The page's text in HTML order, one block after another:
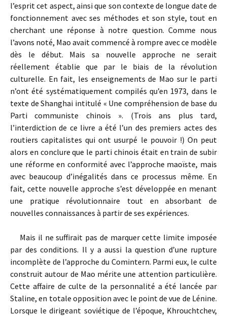
l’esprit cet aspect, ainsi que son contexte de longue date de
fonctionnement avec ses méthodes et son style, tout en
cherchant une réponse à notre question. Comme nous
l’avons noté, Mao avait commencé à rompre avec ce modèle
dès le début. Mais sa nouvelle approche ne serait
réellement établie que par le biais de la révolution
culturelle. En fait, les enseignements de Mao sur le parti
n’ont été systématiquement compilés qu’en 1973, dans le
texte de Shanghai intitulé « Une compréhension de base du
Parti communiste chinois ». (Trois ans plus tard,
l’interdiction de ce livre a été l’un des premiers actes des
routiers capitalistes qui ont usurpé le pouvoir !) On peut
alors en conclure que le parti chinois était en train de subir
une réforme en conformité avec l’approche maoïste, mais
avec beaucoup d’inégalités dans ce processus même. En
fait, cette nouvelle approche s’est développée en menant
une pratique révolutionnaire tout en absorbant de
nouvelles connaissances à partir de ses expériences.
Mais il ne suffirait pas de marquer cette limite imposée
par des conditions. Il y a aussi la question d’une rupture
incomplète de l’approche du Comintern. Parmi eux, le culte
construit autour de Mao mérite une attention particulière.
Cette affaire de culte de la personnalité a été lancée par
Staline, en totale opposition avec le point de vue de Lénine.
Lorsque le dirigeant soviétique de l’époque, Khrouchtchev,